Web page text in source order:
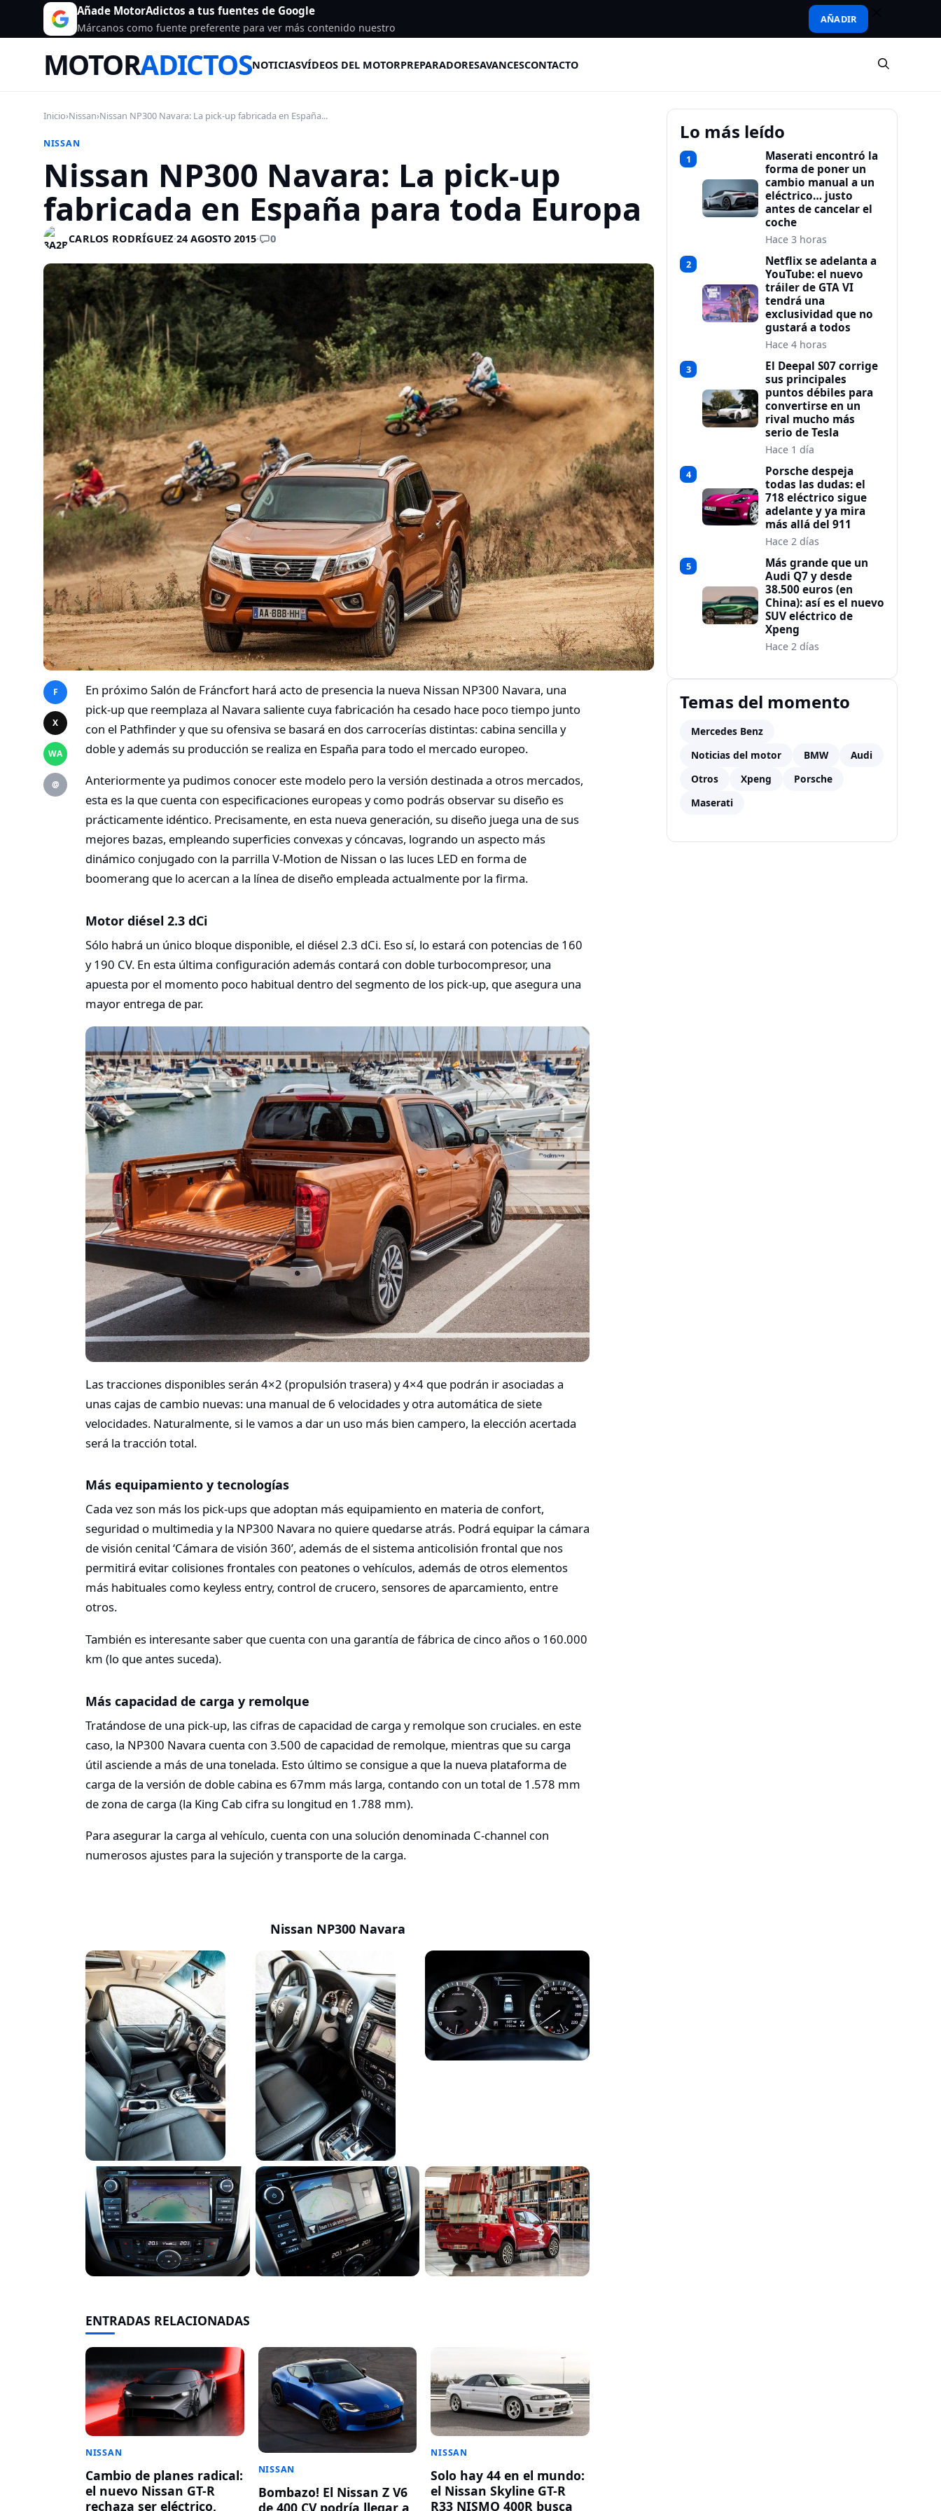
Añade MotorAdictos a tus fuentes de Google
Márcanos como fuente preferente para ver más contenido nuestro
AÑADIR
MOTORADICTOSNOTICIASVÍDEOS DEL MOTORPREPARADORESAVANCESCONTACTO
Inicio›Nissan›Nissan NP300 Navara: La pick-up fabricada en España...
NISSAN
Nissan NP300 Navara: La pick-up
fabricada en España para toda Europa
CARLOS RODRÍGUEZ·24 AGOSTO 2015· 0
F
X
WA
@
En próximo Salón de Fráncfort hará acto de presencia la nueva Nissan NP300 Navara, una
pick-up que reemplaza al Navara saliente cuya fabricación ha cesado hace poco tiempo junto
con el Pathfinder y que su ofensiva se basará en dos carrocerías distintas: cabina sencilla y
doble y además su producción se realiza en España para todo el mercado europeo.
Anteriormente ya pudimos conocer este modelo pero la versión destinada a otros mercados,
esta es la que cuenta con especificaciones europeas y como podrás observar su diseño es
prácticamente idéntico. Precisamente, en esta nueva generación, su diseño juega una de sus
mejores bazas, empleando superficies convexas y cóncavas, logrando un aspecto más
dinámico conjugado con la parrilla V-Motion de Nissan o las luces LED en forma de
boomerang que lo acercan a la línea de diseño empleada actualmente por la firma.
Motor diésel 2.3 dCi
Sólo habrá un único bloque disponible, el diésel 2.3 dCi. Eso sí, lo estará con potencias de 160
y 190 CV. En esta última configuración además contará con doble turbocompresor, una
apuesta por el momento poco habitual dentro del segmento de los pick-up, que asegura una
mayor entrega de par.
Las tracciones disponibles serán 4×2 (propulsión trasera) y 4×4 que podrán ir asociadas a
unas cajas de cambio nuevas: una manual de 6 velocidades y otra automática de siete
velocidades. Naturalmente, si le vamos a dar un uso más bien campero, la elección acertada
será la tracción total.
Más equipamiento y tecnologías
Cada vez son más los pick-ups que adoptan más equipamiento en materia de confort,
seguridad o multimedia y la NP300 Navara no quiere quedarse atrás. Podrá equipar la cámara
de visión cenital ‘Cámara de visión 360’, además de el sistema anticolisión frontal que nos
permitirá evitar colisiones frontales con peatones o vehículos, además de otros elementos
más habituales como keyless entry, control de crucero, sensores de aparcamiento, entre
otros.
También es interesante saber que cuenta con una garantía de fábrica de cinco años o 160.000
km (lo que antes suceda).
Más capacidad de carga y remolque
Tratándose de una pick-up, las cifras de capacidad de carga y remolque son cruciales. en este
caso, la NP300 Navara cuenta con 3.500 de capacidad de remolque, mientras que su carga
útil asciende a más de una tonelada. Esto último se consigue a que la nueva plataforma de
carga de la versión de doble cabina es 67mm más larga, contando con un total de 1.578 mm
de zona de carga (la King Cab cifra su longitud en 1.788 mm).
Para asegurar la carga al vehículo, cuenta con una solución denominada C-channel con
numerosos ajustes para la sujeción y transporte de la carga.
Nissan NP300 Navara
ENTRADAS RELACIONADAS
NISSAN
Cambio de planes radical:
el nuevo Nissan GT-R
rechaza ser eléctrico,
NISSAN
Bombazo! El Nissan Z V6
de 400 CV podría llegar a
NISSAN
Solo hay 44 en el mundo:
el Nissan Skyline GT-R
R33 NISMO 400R busca
Lo más leído
1
Maserati encontró la
forma de poner un
cambio manual a un
eléctrico… justo
antes de cancelar el
coche
Hace 3 horas
2
Netflix se adelanta a
YouTube: el nuevo
tráiler de GTA VI
tendrá una
exclusividad que no
gustará a todos
Hace 4 horas
3
El Deepal S07 corrige
sus principales
puntos débiles para
convertirse en un
rival mucho más
serio de Tesla
Hace 1 día
4
Porsche despeja
todas las dudas: el
718 eléctrico sigue
adelante y ya mira
más allá del 911
Hace 2 días
5
Más grande que un
Audi Q7 y desde
38.500 euros (en
China): así es el nuevo
SUV eléctrico de
Xpeng
Hace 2 días
Temas del momento
Mercedes Benz
Noticias del motor
BMW
Audi
Otros
Xpeng
Porsche
Maserati